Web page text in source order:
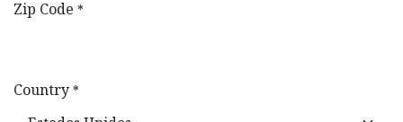
Zip Code *
Country *